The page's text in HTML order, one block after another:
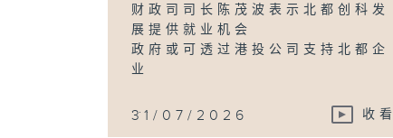
财政司司长陈茂波表示北都创科发
展提供就业机会
政府或可透过港投公司支持北都企
业
...
31/07/2026 收看